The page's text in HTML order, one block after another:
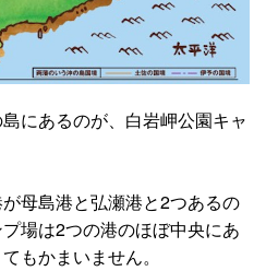
にあるのが、白岩岬公園キャ
母島港と弘瀬港と2つあるの
場は2つの港のほぼ中央にあ
もかまいません。